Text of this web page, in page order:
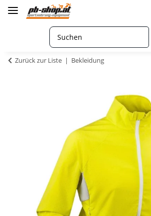
Zurück zur Liste Bekleidung